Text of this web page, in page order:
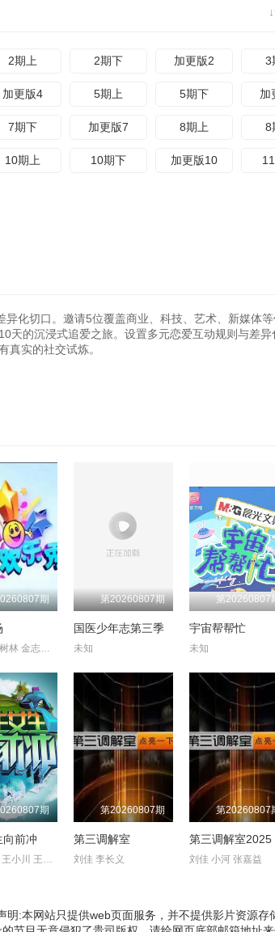
2期上 2期下 加更版2 3
加更版4 5期上 5期下 加
7期下 加更版7 8期上 8
10期上 10期下 加更版10
异化切口。邀请5位覆盖商业、科技、艺术、新媒体
天的沉浸式追爱之旅。设置多元恋爱互动规则与差
真实的社交试炼。
期
潘长江 杨树林 金志文 曹云金 文松
第20260807期
国医少年志第三季
未知
第20260807
宇宙帮帮忙
未知
期
向前冲
第20260807期
第三调解室
刘佳 李长义
第20260807
第三调解室2025
刘佳 小河 张嘉益
明:本网站只提供web页面服务，并不提供影片资源存